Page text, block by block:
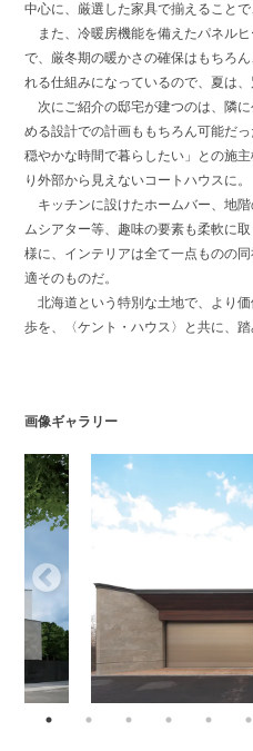
中心に、厳選した家具で揃えること
また、冷暖房機能を備えたパネル
で、厳冬期の暖かさの確保はもちろ
れる仕組みになっているので、夏は
次にご紹介の邸宅が建つのは、隣
める設計での計画ももちろん可能だ
穏やかな時間で暮らしたい」との施
り外部から見えないコートハウスに。
キッチンに設けたホームバー、地
ムシアター等、趣味の要素も柔軟に
様に、インテリアは全て一点ものの
適そのものだ。
北海道という特別な土地で、より
歩を、〈ケント・ハウス〉と共に、
画像ギャラリー